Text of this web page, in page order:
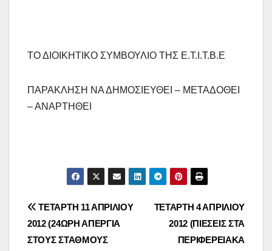
ΤΟ ΔΙΟΙΚΗΤΙΚΟ ΣΥΜΒΟΥΛΙΟ ΤΗΣ Ε.Τ.Ι.Τ.Β.Ε
ΠΑΡΑΚΛΗΣΗ ΝΑ ΔΗΜΟΣΙΕΥΘΕΙ – ΜΕΤΑΔΟΘΕΙ
– ΑΝΑΡΤΗΘΕΙ
Πλοήγηση
άρθρων
ΤΕΤΑΡΤΗ 4 ΑΠΡΙΛΙΟΥ
2012 (ΠΙΕΣΕΙΣ ΣΤΑ
ΠΕΡΙΦΕΡΕΙΑΚΑ
ΤΕΤΑΡΤΗ 11 ΑΠΡΙΛΙΟΥ
2012 (24ΩΡΗ ΑΠΕΡΓΙΑ
ΣΤΟΥΣ ΣΤΑΘΜΟΥΣ